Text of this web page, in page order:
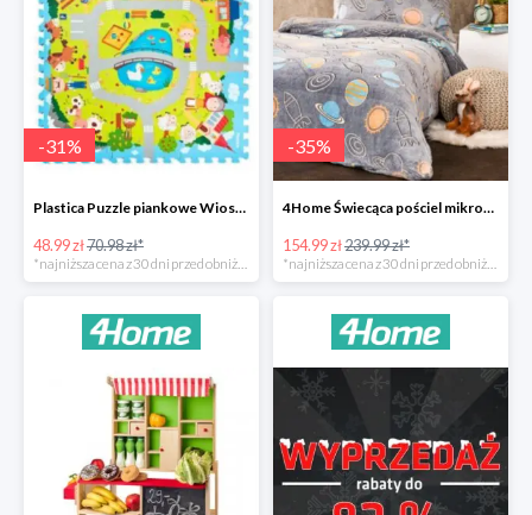
-31%
Plastica Puzzle piankowe Wioska -31%
48.99 zł70.98 zł*
-35%
4Home Świecąca pościel mikroflanela Planetarium -35%
154.99 zł239.99 zł*